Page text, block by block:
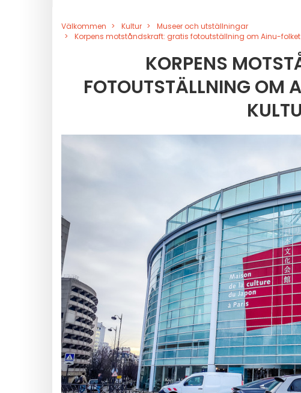
Välkommen Kultur
Museer och utställningar
Korpens motståndskraft: gratis fotoutställning om Ainu-
KORPENS
FOTOUTSTÄLLNING OM